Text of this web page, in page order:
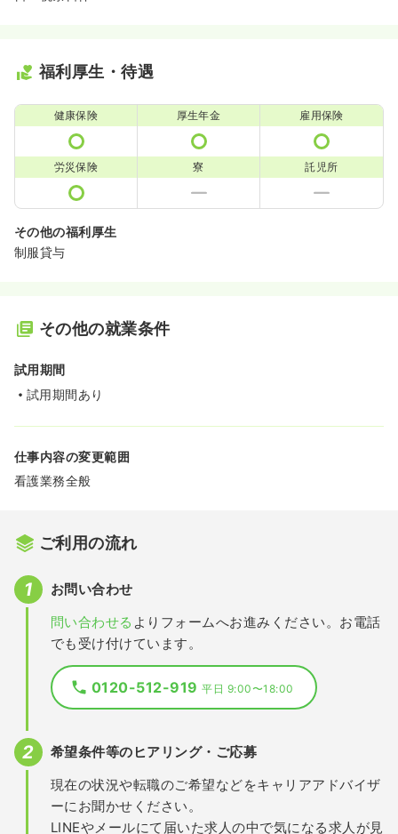
福利厚生・待遇
健康保険 厚生年金 雇用保険
労災保険 寮 託児所
その他の福利厚生
制服貸与
その他の就業条件
試用期間
試用期間あり
仕事内容の変更範囲
看護業務全般
ご利用の流れ
お問い合わせ
問い合わせる よりフォームへお進みください。お電話
でも受け付けています。
0120-512-919平日 9:00〜18:00
希望条件等のヒアリング・ご応募
現在の状況や転職のご希望などをキャリアアドバイザ
ーにお聞かせください。
LINEやメールにて届いた求人の中で気になる求人が見